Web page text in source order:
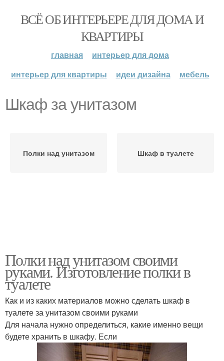
ВСЁ ОБ ИНТЕРЬЕРЕ ДЛЯ ДОМА И
КВАРТИРЫ
главная
интерьер для дома
интерьер для квартиры
идеи дизайна мебель
Шкаф за унитазом
Полки над унитазом Шкаф в туалете
Полки над унитазом своими
руками. Изготовление полки в
туалете
Как и из каких материалов можно сделать шкаф в
туалете за унитазом своими руками
Для начала нужно определиться, какие именно вещи
будете хранить в шкафу. Если